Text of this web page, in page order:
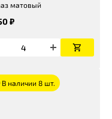
матовый
₽
В наличии 8 шт.